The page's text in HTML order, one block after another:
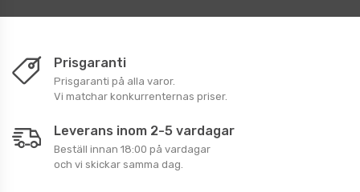
Prisgaranti
Prisgaranti på alla varor.
Vi matchar konkurrenternas priser.
Leverans inom 2-5 vardagar
Beställ innan 18:00 på vardagar
och vi skickar samma dag.